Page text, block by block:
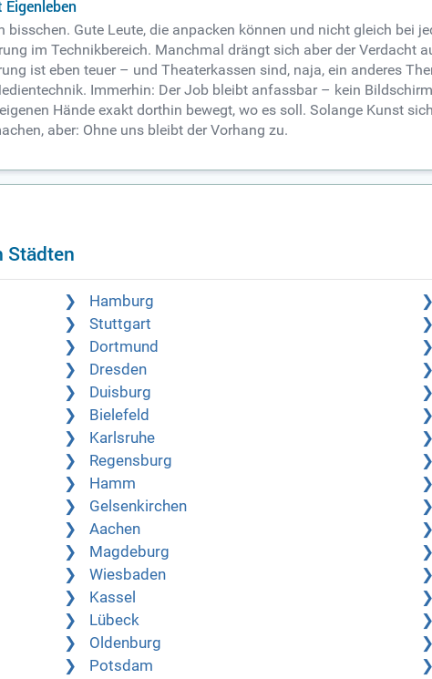
bisschen. Gute Leute, die anpacken können und nicht gleich bei
im Technikbereich. Manchmal drängt sich aber der Verdacht
ist eben teuer – und Theaterkassen sind, naja, ein anderes
Immerhin: Der Job bleibt anfassbar – kein
Hände exakt dorthin bewegt, wo es soll. Solange Kunst
aber: Ohne uns bleibt der Vorhang zu.
Städten
Hamburg
Stuttgart
Dortmund
Dresden
Duisburg
Bielefeld
Karlsruhe
Regensburg
Hamm
Gelsenkirchen
Aachen
Magdeburg
Wiesbaden
Kassel
Lübeck
Oldenburg
Potsdam